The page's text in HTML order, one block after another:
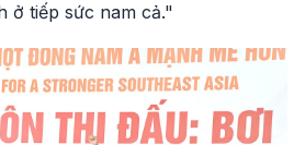
ở tiếp sức nam cả."